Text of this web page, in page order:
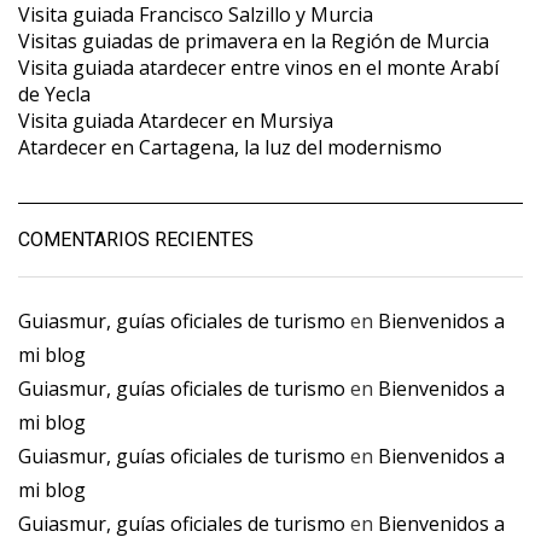
Visita guiada Francisco Salzillo y Murcia
Visitas guiadas de primavera en la Región de Murcia
Visita guiada atardecer entre vinos en el monte Arabí
de Yecla
Visita guiada Atardecer en Mursiya
Atardecer en Cartagena, la luz del modernismo
COMENTARIOS RECIENTES
Guiasmur, guías oficiales de turismo en Bienvenidos a
mi blog
Guiasmur, guías oficiales de turismo en Bienvenidos a
mi blog
Guiasmur, guías oficiales de turismo en Bienvenidos a
mi blog
Guiasmur, guías oficiales de turismo en Bienvenidos a